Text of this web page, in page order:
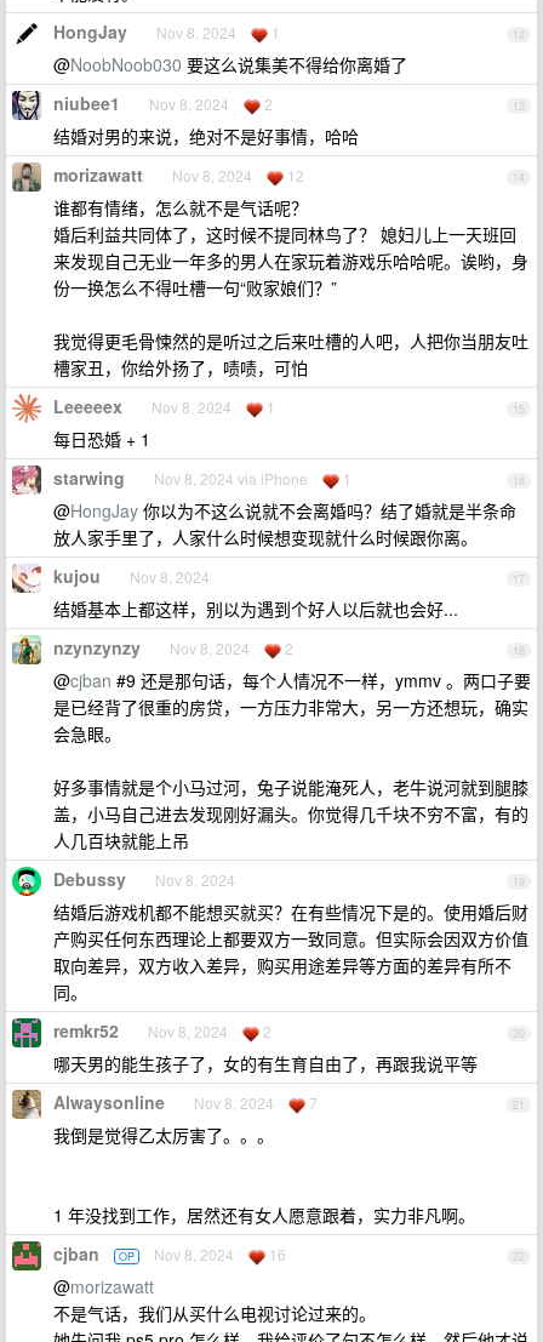
12
HongJay Nov 8, 2024 1
@NoobNoob030 要这么说集美不得给你离婚了
13
niubee1 Nov 8, 2024 2
结婚对男的来说，绝对不是好事情，哈哈
14
morizawatt Nov 8, 2024 12
谁都有情绪，怎么就不是气话呢？
婚后利益共同体了，这时候不提同林鸟了？ 媳妇儿上一天班回
来发现自己无业一年多的男人在家玩着游戏乐哈哈呢。诶哟，身
份一换怎么不得吐槽一句“败家娘们？”
我觉得更毛骨悚然的是听过之后来吐槽的人吧，人把你当朋友吐
槽家丑，你给外扬了，啧啧，可怕
15
Leeeeex Nov 8, 2024 1
每日恐婚 + 1
16
starwing Nov 8, 2024 via iPhone 1
@HongJay 你以为不这么说就不会离婚吗？结了婚就是半条命
放人家手里了，人家什么时候想变现就什么时候跟你离。
17
kujou Nov 8, 2024
结婚基本上都这样，别以为遇到个好人以后就也会好...
18
nzynzynzy Nov 8, 2024 2
@cjban #9 还是那句话，每个人情况不一样，ymmv 。两口子要
是已经背了很重的房贷，一方压力非常大，另一方还想玩，确实
会急眼。
好多事情就是个小马过河，兔子说能淹死人，老牛说河就到腿膝
盖，小马自己进去发现刚好漏头。你觉得几千块不穷不富，有的
人几百块就能上吊
19
Debussy Nov 8, 2024
结婚后游戏机都不能想买就买？在有些情况下是的。使用婚后财
产购买任何东西理论上都要双方一致同意。但实际会因双方价值
取向差异，双方收入差异，购买用途差异等方面的差异有所不
同。
20
remkr52 Nov 8, 2024 2
哪天男的能生孩子了，女的有生育自由了，再跟我说平等
21
Alwaysonline Nov 8, 2024 7
我倒是觉得乙太厉害了。。。
1 年没找到工作，居然还有女人愿意跟着，实力非凡啊。
22
cjban OP Nov 8, 2024 16
@morizawatt
不是气话，我们从买什么电视讨论过来的。